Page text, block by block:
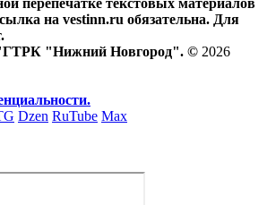
перепечатке текстовых материалов
на vestinn.ru обязательна. Для
"Нижний Новгород". © 2026
Dzen RuTube Max